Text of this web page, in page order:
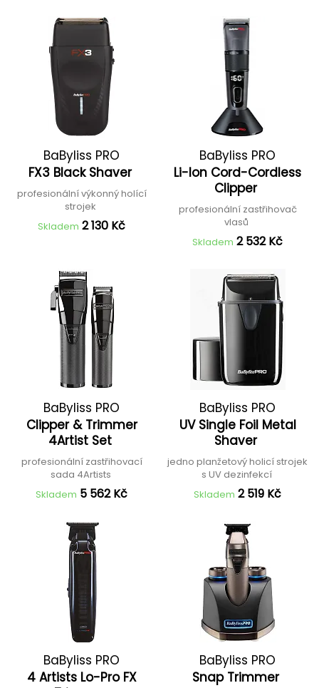
BaByliss PRO
FX3 Black Shaver
profesionální výkonný holící
strojek
Skladem 2 130 Kč
BaByliss PRO
Li-Ion Cord-Cordless
Clipper
profesionální zastřihovač
vlasů
Skladem 2 532 Kč
BaByliss PRO
Clipper & Trimmer
4Artist Set
profesionální zastřihovací
sada 4Artists
Skladem 5 562 Kč
BaByliss PRO
UV Single Foil Metal
Shaver
jedno planžetový holicí strojek
s UV dezinfekcí
Skladem 2 519 Kč
BaByliss PRO
4 Artists Lo-Pro FX
BaByliss PRO
Snap Trimmer